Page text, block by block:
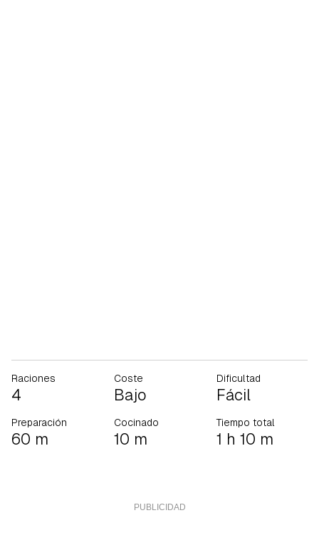
Raciones
4
Coste
Bajo
Dificultad
Fácil
Preparación
60 m
Cocinado
10 m
Tiempo total
1 h 10 m